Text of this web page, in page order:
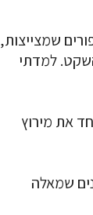
שמצייצות,
למדתי
את מירוץ
שמאלה